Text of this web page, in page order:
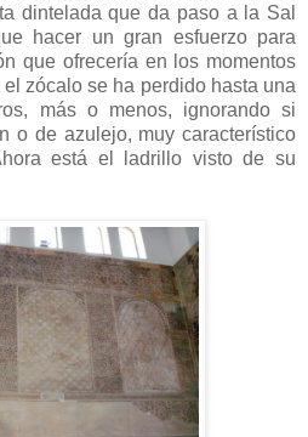
dintelada que da paso a la Sal
hacer un gran esfuerzo para
que ofrecería en los momentos
zócalo se ha perdido hasta una
más o menos, ignorando si
o de azulejo, muy característico
está el ladrillo visto de su